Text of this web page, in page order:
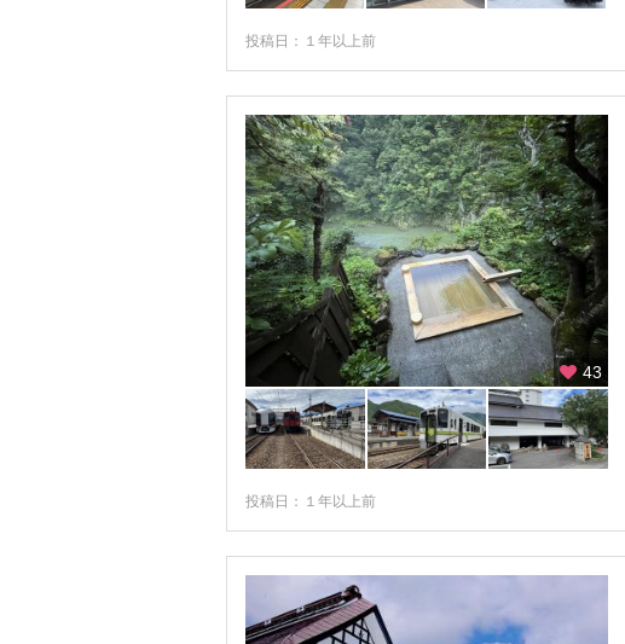
投稿日：１年以上前
43
投稿日：１年以上前